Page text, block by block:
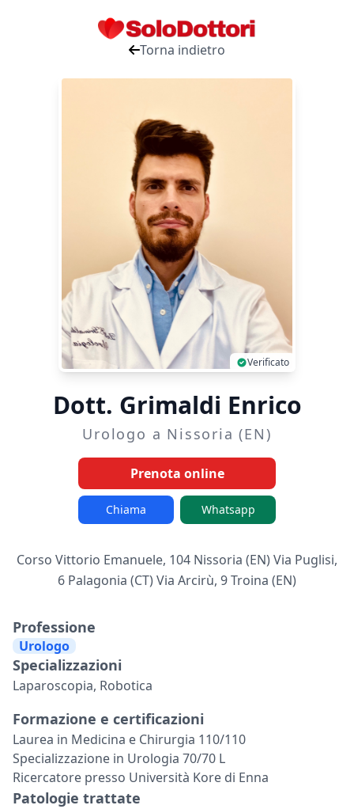
Torna indietro
Verificato
Dott. Grimaldi Enrico
Urologo a Nissoria (EN)
Prenota online
Chiama Whatsapp
Corso Vittorio Emanuele, 104 Nissoria (EN) Via Puglisi,
6 Palagonia (CT) Via Arcirù, 9 Troina (EN)
Professione
Urologo
Specializzazioni
Laparoscopia, Robotica
Formazione e certificazioni
Laurea in Medicina e Chirurgia 110/110
Specializzazione in Urologia 70/70 L
Ricercatore presso Università Kore di Enna
Patologie trattate